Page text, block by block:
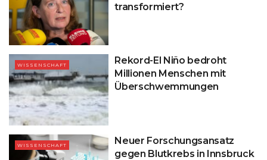
transformiert?
WISSENSCHAFT
Rekord-El Niño bedroht
Millionen Menschen mit
Überschwemmungen
WISSENSCHAFT
Neuer Forschungsansatz
gegen Blutkrebs in Innsbruck